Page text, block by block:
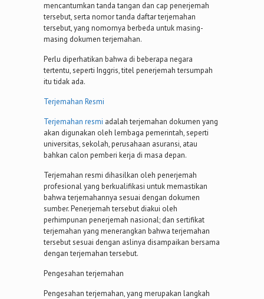
mencantumkan tanda tangan dan cap penerjemah
tersebut, serta nomor tanda daftar terjemahan
tersebut, yang nomornya berbeda untuk masing-
masing dokumen terjemahan.
Perlu diperhatikan bahwa di beberapa negara
tertentu, seperti Inggris, titel penerjemah tersumpah
itu tidak ada.
Terjemahan Resmi
Terjemahan resmi adalah terjemahan dokumen yang
akan digunakan oleh lembaga pemerintah, seperti
universitas, sekolah, perusahaan asuransi, atau
bahkan calon pemberi kerja di masa depan.
Terjemahan resmi dihasilkan oleh penerjemah
profesional yang berkualifikasi untuk memastikan
bahwa terjemahannya sesuai dengan dokumen
sumber. Penerjemah tersebut diakui oleh
perhimpunan penerjemah nasional; dan sertifikat
terjemahan yang menerangkan bahwa terjemahan
tersebut sesuai dengan aslinya disampaikan bersama
dengan terjemahan tersebut.
Pengesahan terjemahan
Pengesahan terjemahan, yang merupakan langkah